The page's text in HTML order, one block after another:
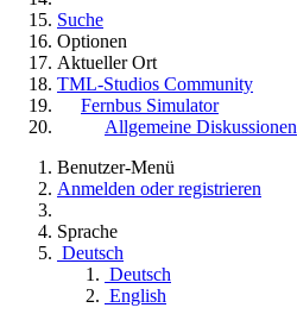
Suche
Optionen
Aktueller Ort
TML-Studios Community
Fernbus Simulator
Allgemeine Diskussionen
Benutzer-Menü
Anmelden oder registrieren
Sprache
Deutsch
Deutsch
English